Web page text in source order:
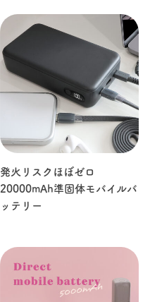
発火リスクほぼゼロ
20000mAh準固体モバイルバ
ッテリー